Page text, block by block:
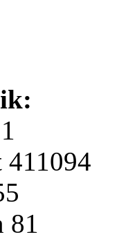
411094
81